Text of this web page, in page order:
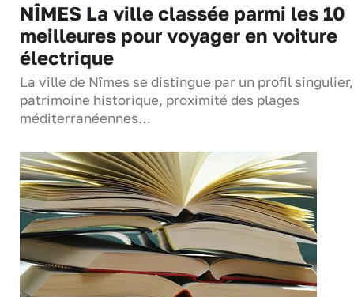
NÎMES La ville classée parmi les 10
meilleures pour voyager en voiture
électrique
La ville de Nîmes se distingue par un profil
patrimoine historique, proximité des plages
méditerranéennes…